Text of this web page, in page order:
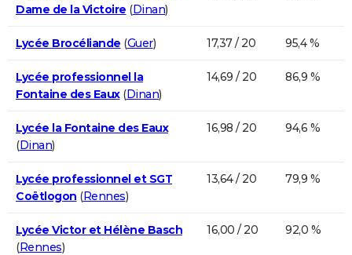
Dame de la Victoire (Dinan)
Lycée Brocéliande (Guer) 17,37 / 20 95,4 %
Lycée professionnel la
Fontaine des Eaux(Dinan)
14,69 / 20 86,9 %
Lycée la Fontaine des Eaux
(Dinan)
16,98 / 20 94,6 %
Lycée professionnel et SGT
Coëtlogon (Rennes)
13,64 / 20 79,9 %
Lycée Victor et Hélène Basch
(Rennes)
16,00 / 20 92,0 %